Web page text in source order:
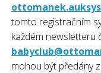
tomto registračním
každém newsletteru
mohou být předány